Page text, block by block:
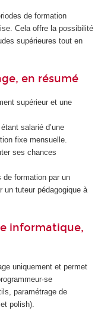
de formation
Cela offre la possibilité
supérieures tout en
en résumé
supérieur et une
salarié d’une
fixe mensuelle.
ses chances
de formation par un
un tuteur pédagogique à
informatique,
uniquement et permet
paramétrage de
polish).